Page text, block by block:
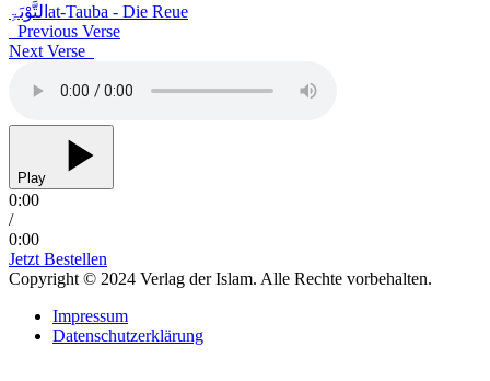
التَّوْبَۃِ at-Tauba - Die Reue
Previous Verse
Next Verse
Play
0:00
/
0:00
Jetzt Bestellen
Copyright © 2024 Verlag der Islam. Alle Rechte vorbehalten.
Impressum
Datenschutzerklärung